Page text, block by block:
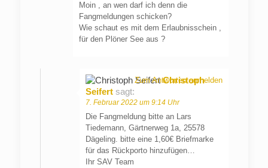
Moin , an wen darf ich denn die
Fangmeldungen schicken?
Wie schaut es mit dem Erlaubnisschein ,
für den Plöner See aus ?
Christoph
Seifert sagt:
7. Februar 2022 um 9:14 Uhr
Die Fangmeldung bitte an Lars
Tiedemann, Gärtnerweg 1a, 25578
Dägeling. bitte eine 1,60€ Briefmarke
für das Rückporto hinzufügen…
Ihr SAV Team
Zum Antworten anmelden